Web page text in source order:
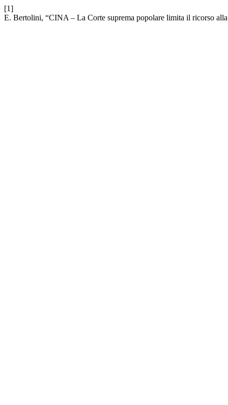
[1]
E. Bertolini, “CINA ‒ La Corte suprema popolare limita il ricorso